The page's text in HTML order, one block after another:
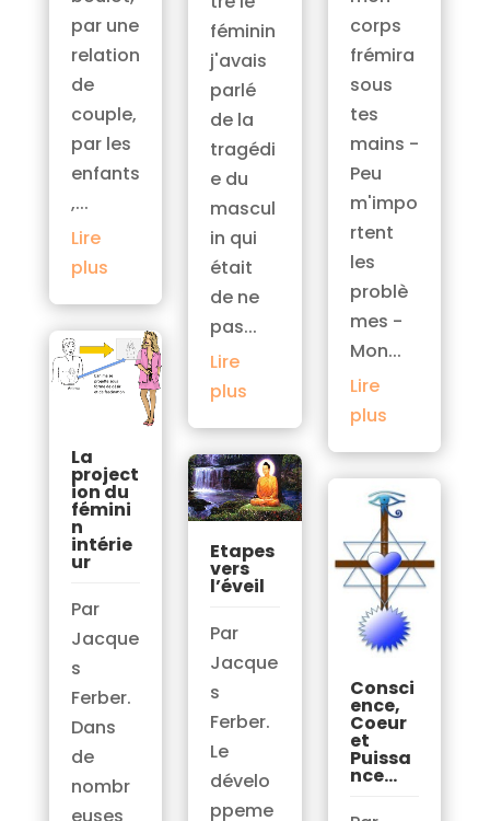
par une
relation
de
couple,
par les
enfants
,...
Lire
plus
féminin
j'avais
parlé
de la
tragédi
e du
mascul
in qui
était
de ne
pas...
Lire
plus
corps
frémira
sous
tes
mains -
Peu
m'impo
rtent
les
problè
mes -
Mon...
Lire
plus
La
project
ion du
fémini
n
intérie
ur
Par
Jacque
s
Ferber.
Dans
de
nombr
Etapes
vers
l’éveil
Par
Jacque
s
Ferber.
Le
dévelo
ppeme
Consci
ence,
Coeur
et
Puissa
nce…